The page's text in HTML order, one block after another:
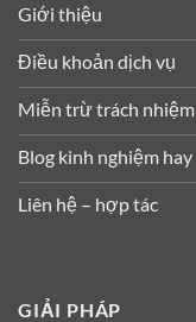
Giới thiệu
Điều khoản dịch vụ
Miễn trừ trách nhiệm
Blog kinh nghiệm hay
Liên hệ – hợp tác
GIẢI PHÁP